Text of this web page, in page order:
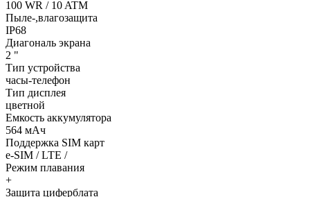
100 WR / 10 ATM
Пыле-,влагозащита
IP68
Диагональ экрана
2 "
Тип устройства
часы-телефон
Тип дисплея
цветной
Емкость аккумулятора
564 мАч
Поддержка SIM карт
e-SIM / LTE /
Режим плавания
+
Защита циферблата